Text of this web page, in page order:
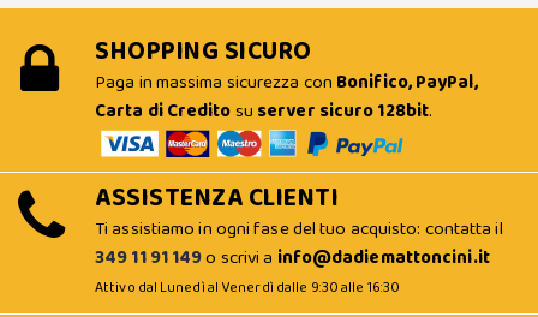
SHOPPING SICURO
Paga in massima sicurezza con Bonifico, PayPal,
Carta di Creditosu server sicuro 128bit.
ASSISTENZA CLIENTI
Ti assistiamo in ogni fase del tuo acquisto: contatta il
349 11 91 149o scrivi a info@dadiemattoncini.it
Attivo dal Lunedì al Venerdì dalle 9:30 alle 16:30